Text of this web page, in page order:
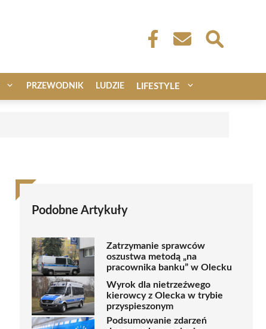
PRZEWODNIK LUDZIE LIFESTYLE
Podobne Artykuły
Zatrzymanie sprawców
oszustwa metodą „na
pracownika banku” w Olecku
Wyrok dla nietrzeźwego
kierowcy z Olecka w trybie
przyspieszonym
Podsumowanie zdarzeń